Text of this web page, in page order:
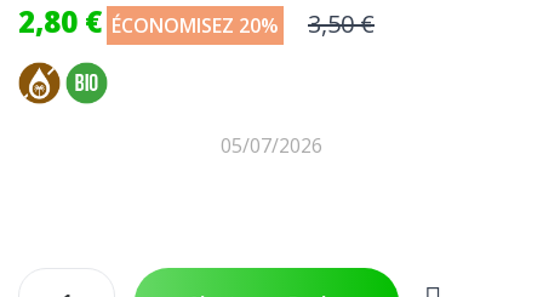
2,80 € ÉCONOMISEZ 20% 3,50 €
05/07/2026